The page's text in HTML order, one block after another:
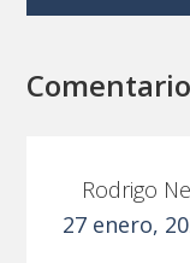
Rodrigo
27 enero,